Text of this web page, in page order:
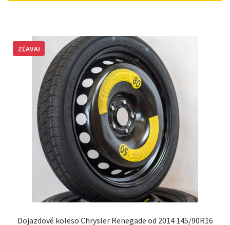
Dojazdové koleso Chrysler Renegade od 2014 145/90R16
ZĽAVA!